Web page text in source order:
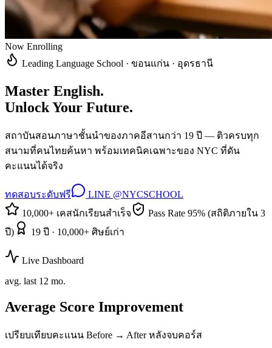
Now Enrolling
Leading Language School · ขอนแก่น · อุดรธานี
Master English.
Unlock Your Future.
สถาบันสอนภาษาชั้นนำของภาคอีสานกว่า 19 ปี — ติวครบทุก
สนามที่คนไทยค้นหา พร้อมเทคนิคเฉพาะของ NYC ที่ดัน
คะแนนได้จริง
ทดสอบระดับฟรี
LINE @NYCSCHOOL
10,000+ เคสนักเรียนสำเร็จ
Pass Rate 95% (สถิติภายใน 3
ปี)
19 ปี · 10,000+ ศิษย์เก่า
Live Dashboard
avg. last 12 mo.
Average Score Improvement
เปรียบเทียบคะแนน Before → After หลังจบคอร์ส